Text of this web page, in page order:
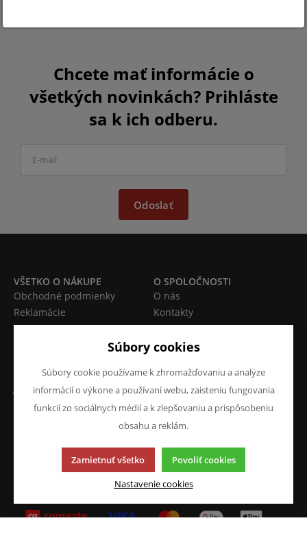
Chcete mať informácie o
všetkých novinkách? Prihláste
sa k ich odberu.
Odoslať
VŠETKO O NÁKUPE
Obchodné podmienky
Reklamácie
Prohlášení o ochraně
O SPOLOČNOSTI
O nás
Kontakty
JAZYK A MENA
NAPÍŠTE NÁM
Chcete nám niečo povedať o
našich produktoch alebo e-
Chcem napísať správu
Súbory cookies
Súbory cookie používame k zhromažďovaniu a analýze
informácií o výkone a používaní webu, zaisteniu fungovania
funkcií zo sociálnych médií a k zlepšovaniu a prispôsobeniu
obsahu a reklám.
Zamietnuť všetko Povoliť cookies
Nastavenie cookies